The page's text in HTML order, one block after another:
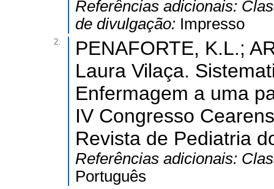
Referências adicionais:
de divulgação: Impresso
2.
PENAFORTE, K.L.;
Laura Vilaça.
Enfermagem a uma
IV Congresso
Revista de Pediatria
Referências adicionais:
Português